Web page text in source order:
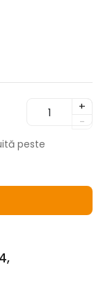
+
-
peste